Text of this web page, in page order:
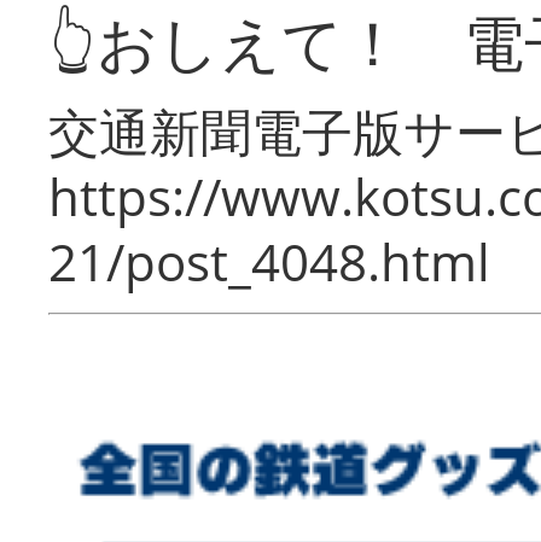
👆おしえて！ 電
交通新聞電子版サー
https://
21/post_4048.html